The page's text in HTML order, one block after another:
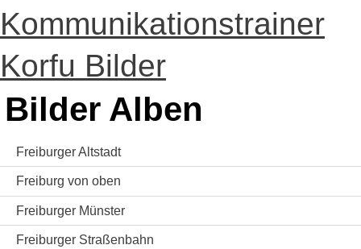
Kommunikationstrainer
Korfu Bilder
Bilder Alben
Freiburger Altstadt
Freiburg von oben
Freiburger Münster
Freiburger Straßenbahn